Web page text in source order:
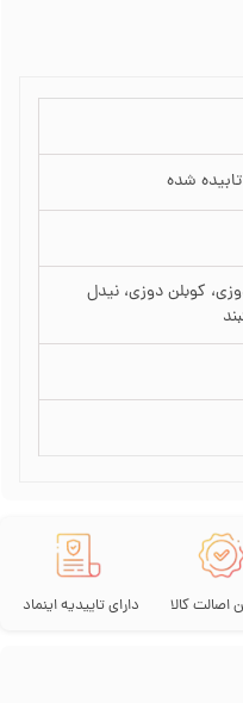
کوبلن دوزی، نیدل
اصالت کالا دارای تاییدیه اینماد